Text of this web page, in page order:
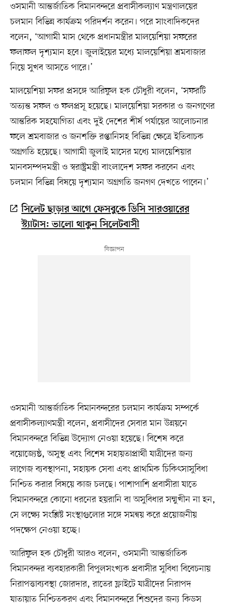
ওসমানী আন্তর্জাতিক বিমানবন্দরে প্রবাসীকল্যাণ মন্ত্রণালয়ের
চলমান বিভিন্ন কার্যক্রম পরিদর্শন করেন। পরে সাংবাদিকদের
বলেন, ‘আগামী মাস থেকে প্রধানমন্ত্রীর মালয়েশিয়া সফরের
ফলাফল দৃশ্যমান হবে। জুলাইয়ের মধ্যে মালয়েশিয়া শ্রমবাজার
নিয়ে সুখব আসতে পারে।’
মালয়েশিয়া সফর প্রসঙ্গে আরিফুল হক চৌধুরী বলেন, ‘সফরটি
অত্যন্ত সফল ও ফলপ্রসূ হয়েছে। মালয়েশিয়া সরকার ও জনগণের
আন্তরিক সহযোগিতা এবং দুই দেশের শীর্ষ পর্যায়ের আলোচনার
ফলে শ্রমবাজার ও জনশক্তি রপ্তানিসহ বিভিন্ন ক্ষেত্রে ইতিবাচক
অগ্রগতি হয়েছে। আগামী জুলাই মাসের মধ্যে মালয়েশিয়ার
মানবসম্পদমন্ত্রী ও স্বরাষ্ট্রমন্ত্রী বাংলাদেশ সফর করবেন এবং
চলমান বিভিন্ন বিষয়ে দৃশ্যমান অগ্রগতি জনগণ দেখতে পাবেন।’
সিলেট ছাড়ার আগে ফেসবুকে ডিসি সারওয়ারের
স্ট্যাটাস: ভালো থাকুন সিলেটবাসী
ওসমানী আন্তর্জাতিক বিমানবন্দরের চলমান কার্যক্রম সম্পর্কে
প্রবাসীকল্যাণমন্ত্রী বলেন, প্রবাসীদের সেবার মান উন্নয়নে
বিমানবন্দরে বিভিন্ন উদ্যোগ নেওয়া হয়েছে। বিশেষ করে
বয়োজ্যেষ্ঠ, অসুস্থ এবং বিশেষ সহায়তাপ্রার্থী যাত্রীদের জন্য
লাগেজ ব্যবস্থাপনা, সহায়ক সেবা এবং প্রাথমিক চিকিৎসাসুবিধা
নিশ্চিত করার বিষয়ে কাজ চলছে। পাশাপাশি প্রবাসীরা যাতে
বিমানবন্দরে কোনো ধরনের হয়রানি বা অসুবিধার সম্মুখীন না হন,
সে লক্ষ্যে সংশ্লিষ্ট সংস্থাগুলোর সঙ্গে সমন্বয় করে প্রয়োজনীয়
পদক্ষেপ নেওয়া হচ্ছে।
আরিফুল হক চৌধুরী আরও বলেন, ওসমানী আন্তর্জাতিক
বিমানবন্দর ব্যবহারকারী বিপুলসংখ্যক প্রবাসীর সুবিধা বিবেচনায়
নিরাপত্তাব্যবস্থা জোরদার, রাতের ফ্লাইটে যাত্রীদের নিরাপদ
যাতায়াত নিশ্চিতকরণ এবং বিমানবন্দরে শিশুদের জন্য কিডস